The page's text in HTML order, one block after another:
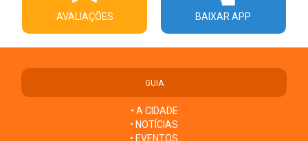
AVALIAÇÕES BAIXAR APP
GUIA
• A CIDADE
• NOTÍCIAS
• EVENTOS